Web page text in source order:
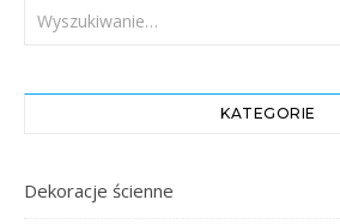
KATEGORIE
Dekoracje ścienne